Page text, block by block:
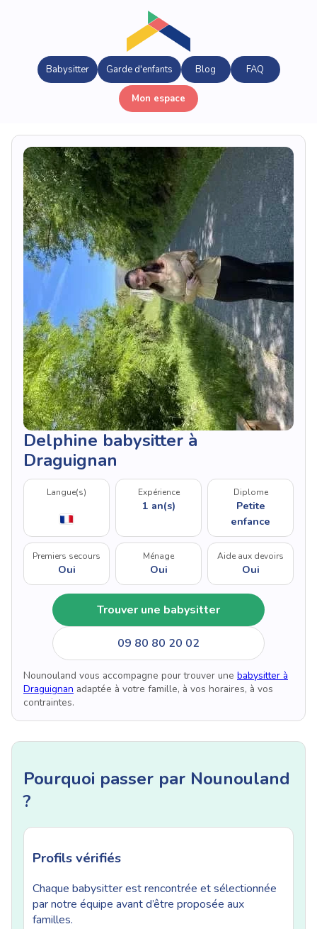
Babysitter Garde d'enfants Blog FAQ
Mon espace
Delphine babysitter à
Draguignan
Langue(s) Expérience
1 an(s)
Diplome
Petite
enfance
Premiers secours
Oui
Ménage
Oui
Aide aux devoirs
Oui
Trouver une babysitter
09 80 80 20 02
Nounouland vous accompagne pour trouver une babysitter à
Draguignan adaptée à votre famille, à vos horaires, à vos
contraintes.
Pourquoi passer par Nounouland
?
Profils vérifiés
Chaque babysitter est rencontrée et sélectionnée
par notre équipe avant d’être proposée aux
familles.